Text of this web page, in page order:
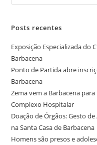
Posts recentes
Exposição Especializada do
Barbacena
Ponto de Partida abre
Barbacena
Zema vem a Barbacena
Complexo Hospitalar
Doação de Órgãos: Gesto
na Santa Casa de Barbacena
Homens são presos e